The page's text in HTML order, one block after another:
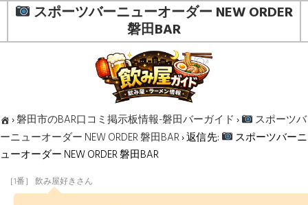
スポーツバーニューオーダー NEW ORDER
磐田BAR
›磐田市のBAR口コミ掲示板情報-磐田バーガイド ›
スポーツバ
ーニューオーダー NEW ORDER 磐田BAR›返信先:
スポーツバーニ
ューオーダー NEW ORDER 磐田BAR
［1番］ 飲み屋好きさん